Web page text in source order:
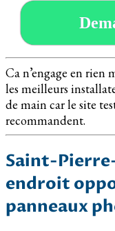
Ca n’engage en rien
les meilleurs
de main car le site
recommandent.
Saint-
endroit
panneaux